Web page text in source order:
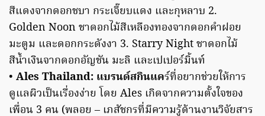
สีแดงจากดอกชบา กระเจี๊ยบแดง และกุหลาบ 2.
Golden Noon ชาดอกไม้สีเหลืองทองจากดอกคำฝอย
มะตูม และดอกกระดังงา 3. Starry Night ชาดอกไม้
สีน้ำเงินจากดอกอัญชัน มะลิ และเปเปอร์มิ้นท์
• Ales Thailand: แบรนด์สกินแคร์ที่อยากช่วยให้การ
ดูแลผิวเป็นเรื่องง่าย โดย Ales เกิดจากความตั้งใจของ
เพื่อน 3 คน (พลอย – เภสัชกรที่มีความรู้ด้านงานวิจัยสาร